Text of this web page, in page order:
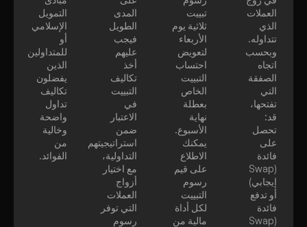
العملات
الذي
تتداوله.
وبحسب
اتجاه
الصفقة
التي
تفتحها،
قد:
تحصل
على
فائدة
(Swap
إيجابي)
أو تدفع
فائدة
(Swap
تبييت
ثلاثية يوم
الأربعاء
لتعويض
احتساب
التبييت
الخاص
بعطلة
نهاية
الأسبوع.
يمكنك
الاطلاع
على قيم
رسوم
التبييت
لكل أداة
مالية من
المدى
الطويل
فيجب
عليهم
أخذ
تكاليف
التبييت
في
الاعتبار
ضمن
استراتيجيتهم
التداولية،
مع اختيار
أزواج
العملات
التي توفر
رسوم
التمويل
الإسلامي
أو
للمتداولين
الذين
يفضلون
تكاليف
تداول
واضحة
وخالية
من
الفوائد.